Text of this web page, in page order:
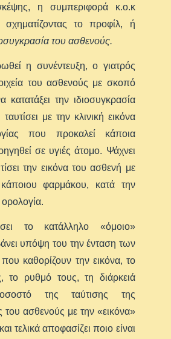
η συμπεριφορά κ.ο.κ
σχηματίζοντας το προφίλ, ή
του ασθενούς.
η συνέντευξη, ο γιατρός
του ασθενούς με σκοπό
κατατάξει την ιδιοσυγκρασία
με την κλινική εικόνα
που προκαλεί κάποια
σε υγιές άτομο. Ψάχνει
την εικόνα του ασθενή με
φαρμάκου, κατά την
το κατάλληλο «όμοιο»
υπόψη του την ένταση των
καθορίζουν την εικόνα, το
το ρυθμό τους, τη διάρκειά
της ταύτισης της
του ασθενούς με την «εικόνα»
τελικά αποφασίζει ποιο είναι